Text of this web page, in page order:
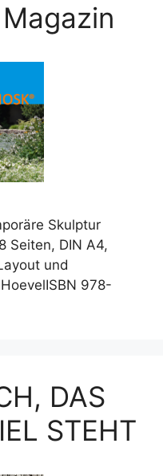
Skulptur
Seiten, DIN A4,
und
978-
DAS
STEHT